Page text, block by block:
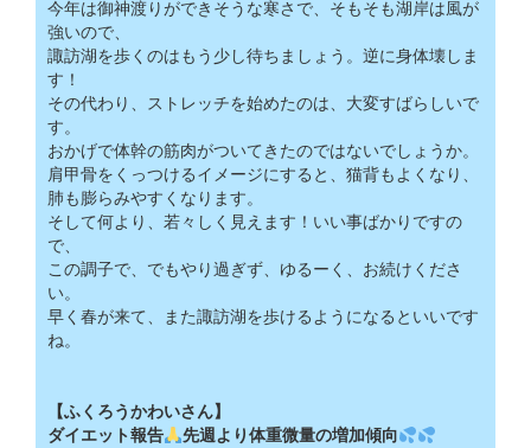
今年は御神渡りができそうな寒さで、そもそも湖岸は風が
強いので、
諏訪湖を歩くのはもう少し待ちましょう。逆に身体壊しま
す！
その代わり、ストレッチを始めたのは、大変すばらしいで
す。
おかげで体幹の筋肉がついてきたのではないでしょうか。
肩甲骨をくっつけるイメージにすると、猫背もよくなり、
肺も膨らみやすくなります。
そして何より、若々しく見えます！いい事ばかりですの
で、
この調子で、でもやり過ぎず、ゆるーく、お続けくださ
い。
早く春が来て、また諏訪湖を歩けるようになるといいです
ね。
【ふくろうかわいさん】
ダイエット報告
先週より体重微量の増加傾向